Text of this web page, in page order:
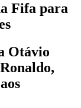
Fifa para
Otávio